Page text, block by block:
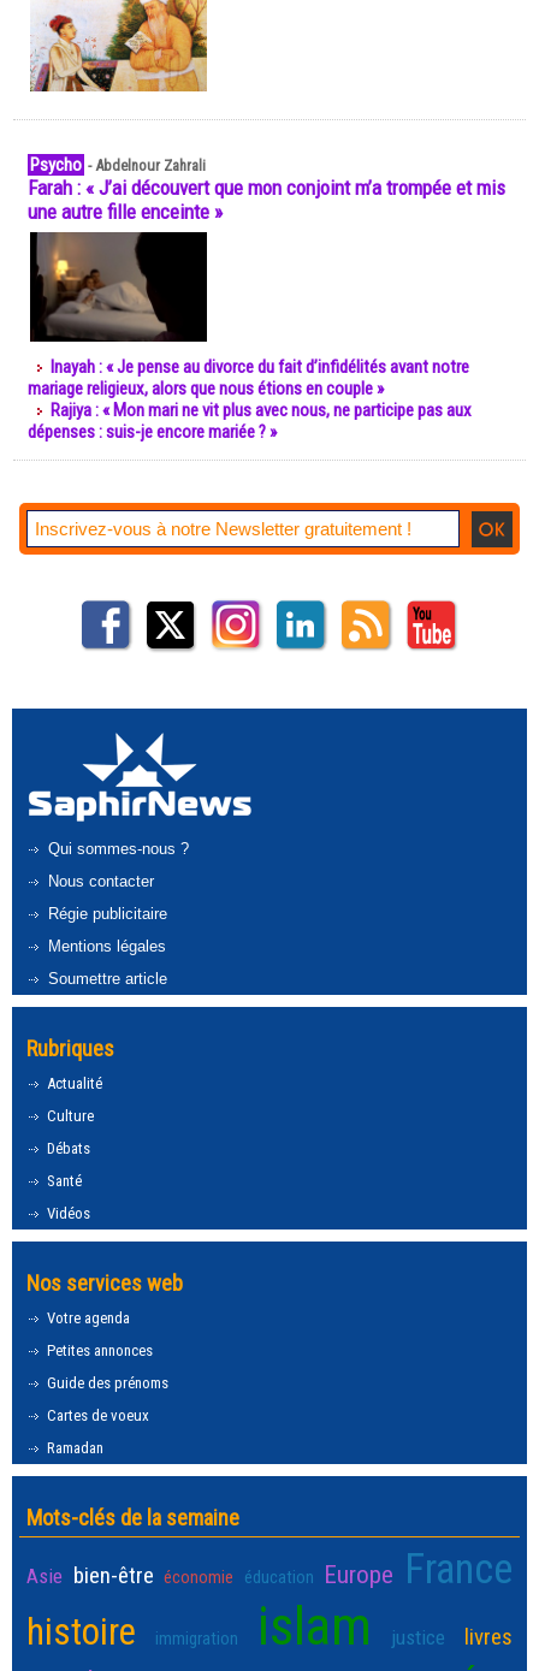
Psycho -Abdelnour Zahrali
Farah : « J’ai découvert que mon conjoint m’a trompée et mis
une autre fille enceinte »
Inayah : « Je pense au divorce du fait d’infidélités avant notre
mariage religieux, alors que nous étions en couple »
Rajiya : « Mon mari ne vit plus avec nous, ne participe pas aux
dépenses : suis-je encore mariée ? »
Qui sommes-nous ?
Nous contacter
Régie publicitaire
Mentions légales
Soumettre article
Rubriques
Actualité
Culture
Débats
Santé
Vidéos
Nos services web
Votre agenda
Petites annonces
Guide des prénoms
Cartes de voeux
Ramadan
Mots-clés de la semaine
Asie bien-être économie éducation Europe France
histoire immigration islam justice livres